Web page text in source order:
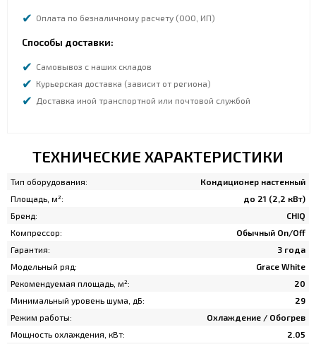
Оплата по безналичному расчету (ООО, ИП)
Способы доставки:
Самовывоз с наших складов
Курьерская доставка (зависит от региона)
Доставка иной транспортной или почтовой службой
ТЕХНИЧЕСКИЕ ХАРАКТЕРИСТИКИ
Тип оборудования:
Кондиционер настенный
Площадь, м²:
до 21 (2,2 кВт)
Бренд:
CHIQ
Компрессор:
Обычный On/Off
Гарантия:
3 года
Модельный ряд:
Grace White
Рекомендуемая площадь, м²:
20
Минимальный уровень шума, дБ:
29
Режим работы:
Охлаждение / Обогрев
Мощность охлаждения, кВт:
2.05